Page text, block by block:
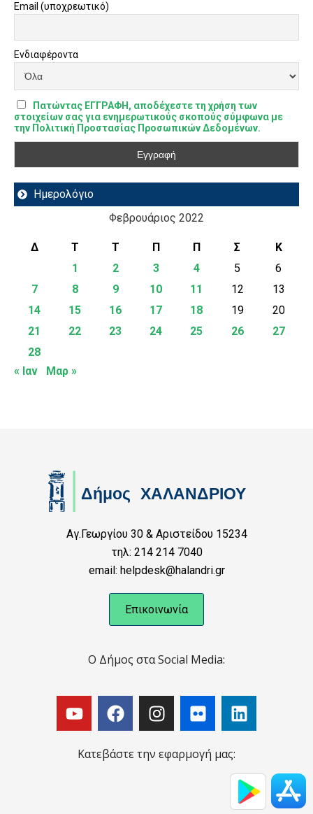
Email (υποχρεωτικό)
Ενδιαφέροντα
Πατώντας ΕΓΓΡΑΦΗ, αποδέχεστε τη χρήση των
στοιχείων σας για ενημερωτικούς σκοπούς σύμφωνα με
την Πολιτική Προστασίας Προσωπικών Δεδομένων.
Ημερολόγιο
Φεβρουάριος 2022
Δ Τ Τ Π Π Σ
Κ
1
2 3 4 5
6
7
8 9 10 11 12
13
14
15 16 17 18 19
20
21
22 23 24 25 26
27
28
« Ιαν
Μαρ »
Αγ.Γεωργίου 30 & Αριστείδου 15234
τηλ: 214 214 7040
email: helpdesk@halandri.gr
Επικοινωνία
Ο Δήμος στα Social Media:
Κατεβάστε την εφαρμογή μας: